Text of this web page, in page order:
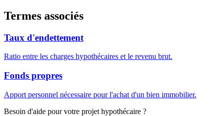
Termes associés
Taux d'endettement
Ratio entre les charges hypothécaires et le revenu brut.
Fonds propres
Apport personnel nécessaire pour l'achat d'un bien immobilier.
Besoin d'aide pour votre projet hypothécaire ?